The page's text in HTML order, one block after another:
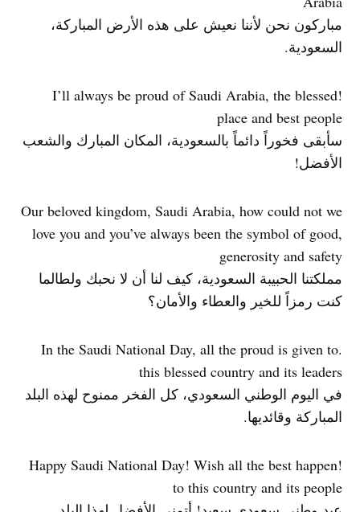
مباركون نحن لأننا نعيش على هذه الأرض المباركة،
السعودية.
!I’ll always be proud of Saudi Arabia, the blessed
place and best people
سأبقى فخوراً دائماً بالسعودية، المكان المبارك والشعب
الأفضل!
Our beloved kingdom, Saudi Arabia, how could not we
love you and you’ve always been the symbol of good,
generosity and safety
مملكتنا الحبيبة السعودية، كيف لنا أن لا نحبك ولطالما
كنت رمزاً للخير والعطاء والأمان؟
.In the Saudi National Day, all the proud is given to
this blessed country and its leaders
في اليوم الوطني السعودي، كل الفخر ممنوح لهذه البلد
المباركة وقائديها.
!Happy Saudi National Day! Wish all the best happen
to this country and its people